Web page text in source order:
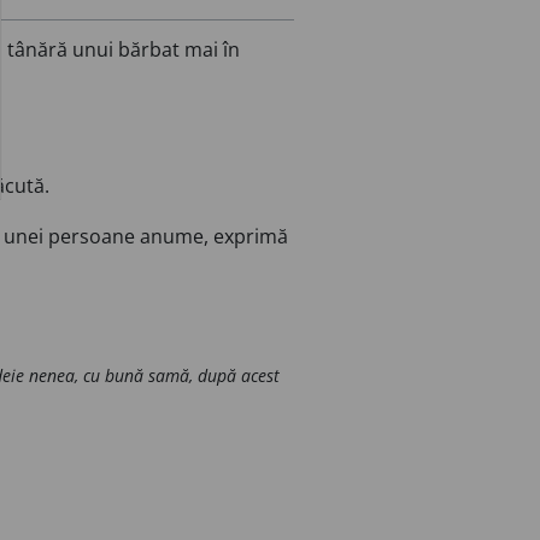
tânără unui bărbat mai în
persoane anume, exprimă
nenea, cu bună samă, după acest